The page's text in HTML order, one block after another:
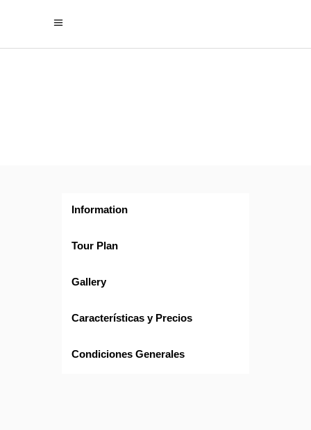
Information
Tour Plan
Gallery
Características y Precios
Condiciones Generales